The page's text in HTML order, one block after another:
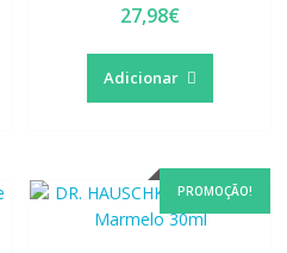
27,98€
Adicionar
PROMOÇÃO!